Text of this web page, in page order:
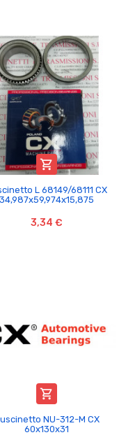

L 68149/68111 CX
34,987x59,974x15,875
3,34 €

NU-312-M CX
60x130x31